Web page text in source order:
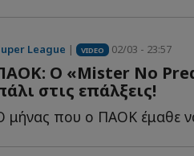
League | VIDEO 02/03 - 23:57
Ο «Mister No
στις επάλξεις!